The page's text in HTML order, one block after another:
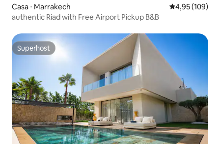
Casa ⋅ Marrakech 4,95 de uma
4,95 (109)
authentic Riad with Free Airport Pickup B&B
Superhost
Superhost